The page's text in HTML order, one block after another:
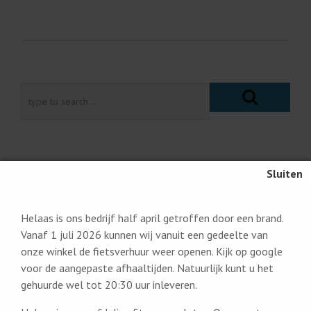
Hallo wereld.
The 5 Secrets to Pulling Off Simple, Minimal Design
9 Unique and Unusual Ways to Display Your TV
Helaas is ons bedrijf half april getroffen door een brand.
Vanaf 1 juli 2026 kunnen wij vanuit een gedeelte van
onze winkel de fietsverhuur weer openen. Kijk op google
voor de aangepaste afhaaltijden. Natuurlijk kunt u het
gehuurde wel tot 20:30 uur inleveren.